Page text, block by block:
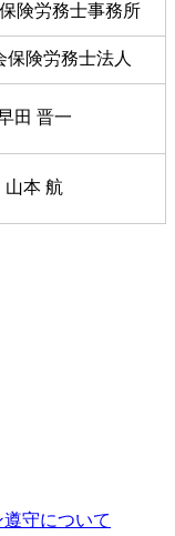
険労務士事務所
保険労務士法人
田 晋一
山本 航
守について